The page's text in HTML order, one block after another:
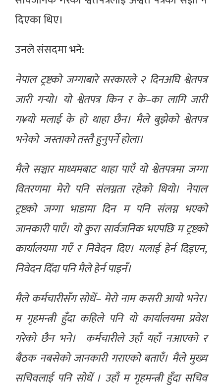
दिएका थिए।
उनले संसदमा भने:
नेपाल ट्रष्टको जग्गाबारे सरकारले २ दिनअघि श्वेतपत्र
जारी गर्‍यो। यो श्वेतपत्र किन र के–का लागि जारी
ग¥यो मलाई के हो थाहा छैन। मैले बुझेको श्वेतपत्र
भनेको जस्ताको तस्तै हुनुपर्ने होला।
मैले सञ्चार माध्यमबाट थाहा पाएँ यो श्वेतपत्रमा जग्गा
वितरणमा मेरो पनि संलग्नता रहेको थियो। नेपाल
ट्रष्टको जग्गा भाडामा दिन म पनि संलग्न भएको
जानकारी पाएँ। यो कुरा सार्वजनिक भएपछि म ट्रष्टको
कार्यालयमा गएँ र निवेदन दिए। मलाई हेर्न दिइएन,
निवेदन दिँदा पनि मैले हेर्न पाइनँ।
मैले कर्मचारीसँग सोधेँ– मेरो नाम कसरी आयो भनेर।
म गृहमन्त्री हुँदा कहिले पनि यो कार्यालयमा प्रवेश
गरेको छैन भने। कर्मचारीले उहाँ यहाँ नआएको र
बैठक नबसेको जानकारी गराएको बताएँ। मैले मुख्य
सचिवलाई पनि सोधेँ । उहाँ म गृहमन्त्री हुँदा सचिव